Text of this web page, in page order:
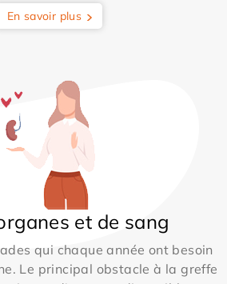
En savoir plus
et de sang
qui chaque année ont besoin
Le principal obstacle à la greffe